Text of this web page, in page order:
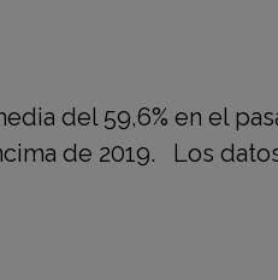
del 59,6% en el
de 2019. Los